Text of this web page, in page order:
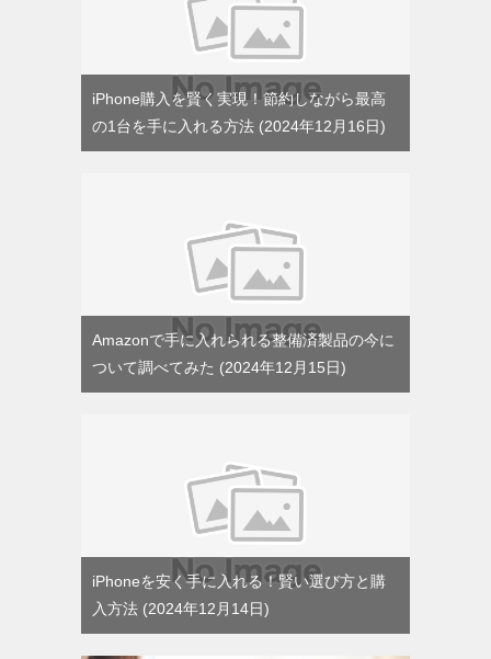
iPhone購入を賢く実現！節約しながら最高
の1台を手に入れる方法
2024年12月16日
Amazonで手に入れられる整備済製品の今に
ついて調べてみた
2024年12月15日
iPhoneを安く手に入れる！賢い選び方と購
入方法
2024年12月14日